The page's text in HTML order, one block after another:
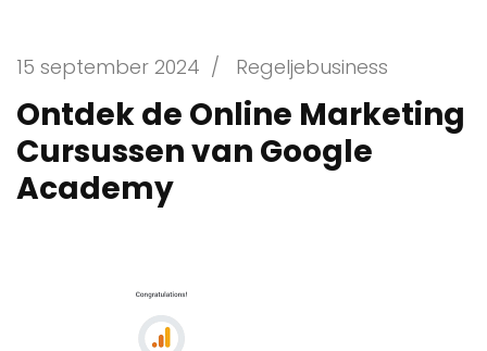
15 september 2024 / Regeljebusiness
Ontdek de Online Marketing
Cursussen van Google
Academy